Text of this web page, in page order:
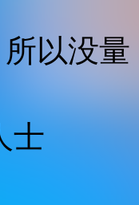
以没量
士